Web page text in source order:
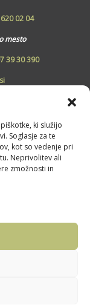
ki služijo
Soglasje za te
kot so vedenje pri
Neprivolitev ali
zmožnosti in
02 04
mesto
39 30 390
mesto – šport